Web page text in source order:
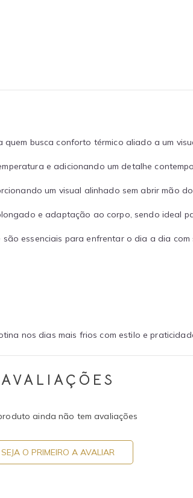
quem busca conforto térmico aliado a um
e adicionando um detalhe
um visual alinhado sem abrir mão
e adaptação ao corpo, sendo ideal
essenciais para enfrentar o dia a dia com
nos dias mais frios com estilo e
AVALIAÇÕES
ainda não tem avaliações
SEJA O PRIMEIRO A AVALIAR